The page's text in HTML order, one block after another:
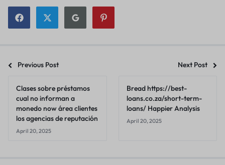
Previous Post Next Post
Clases sobre préstamos
cual no informan a
monedo now área clientes
los agencias de reputación
April 20, 2025
Bread https://best-
loans.co.za/short-term-
loans/ Happier Analysis
April 20, 2025